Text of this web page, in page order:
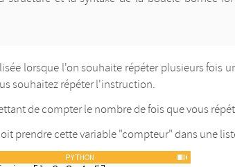
lorsque l'on souhaite répéter plusieurs fois
souhaitez répéter l'instruction.
de compter le nombre de fois que vous
prendre cette variable "compteur" dans une